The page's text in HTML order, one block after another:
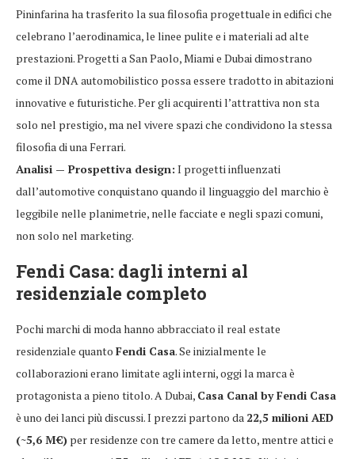
Pininfarina ha trasferito la sua filosofia progettuale in edifici che
celebrano l’aerodinamica, le linee pulite e i materiali ad alte
prestazioni. Progetti a San Paolo, Miami e Dubai dimostrano
come il DNA automobilistico possa essere tradotto in abitazioni
innovative e futuristiche. Per gli acquirenti l’attrattiva non sta
solo nel prestigio, ma nel vivere spazi che condividono la stessa
filosofia di una Ferrari.
Analisi — Prospettiva design: I progetti influenzati
dall’automotive conquistano quando il linguaggio del marchio è
leggibile nelle planimetrie, nelle facciate e negli spazi comuni,
non solo nel marketing.
Fendi Casa: dagli interni al
residenziale completo
Pochi marchi di moda hanno abbracciato il real estate
residenziale quanto Fendi Casa. Se inizialmente le
collaborazioni erano limitate agli interni, oggi la marca è
protagonista a pieno titolo. A Dubai, Casa Canal by Fendi Casa
è uno dei lanci più discussi. I prezzi partono da 22,5 milioni AED
(~5,6 M€) per residenze con tre camere da letto, mentre attici e